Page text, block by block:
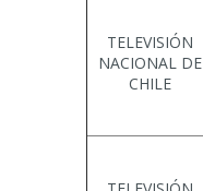
TELEVISIÓN
NACIONAL DE
CHILE